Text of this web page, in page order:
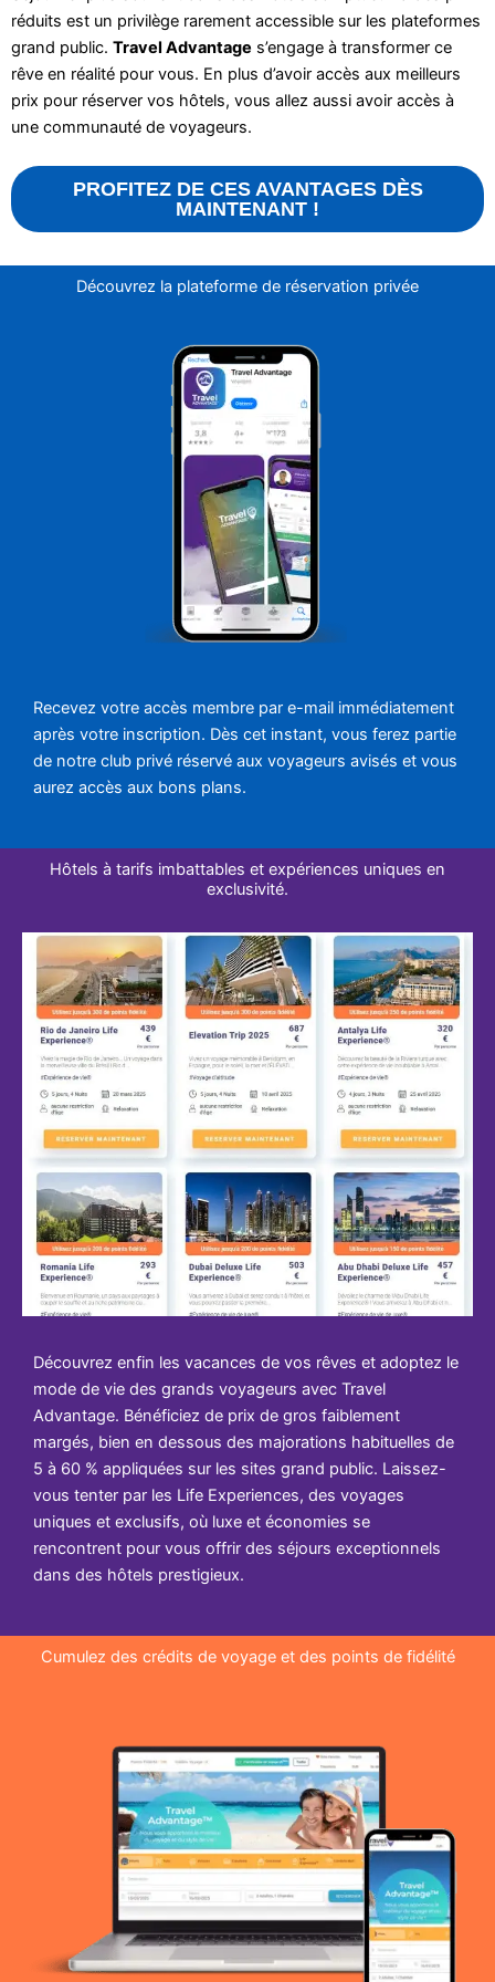
réduits est un privilège rarement accessible sur les plateformes
grand public. Travel Advantage s’engage à transformer ce
rêve en réalité pour vous. En plus d’avoir accès aux meilleurs
prix pour réserver vos hôtels, vous allez aussi avoir accès à
une communauté de voyageurs.
PROFITEZ DE CES AVANTAGES DÈS
MAINTENANT !
Découvrez la plateforme de réservation privée
Recevez votre accès membre par e-mail immédiatement
après votre inscription. Dès cet instant, vous ferez partie
de notre club privé réservé aux voyageurs avisés et vous
aurez accès aux bons plans.
Hôtels à tarifs imbattables et expériences uniques en
exclusivité.
Découvrez enfin les vacances de vos rêves et adoptez le
mode de vie des grands voyageurs avec Travel
Advantage. Bénéficiez de prix de gros faiblement
margés, bien en dessous des majorations habituelles de
5 à 60 % appliquées sur les sites grand public. Laissez-
vous tenter par les Life Experiences, des voyages
uniques et exclusifs, où luxe et économies se
rencontrent pour vous offrir des séjours exceptionnels
dans des hôtels prestigieux.
Cumulez des crédits de voyage et des points de fidélité